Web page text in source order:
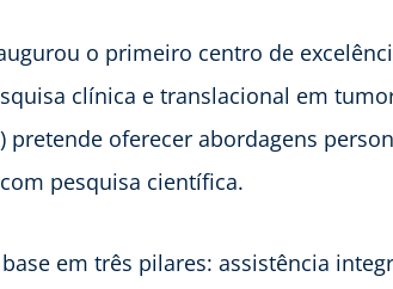
o primeiro centro de
clínica e translacional em
pretende oferecer abordagens
pesquisa científica.
em três pilares: assistência